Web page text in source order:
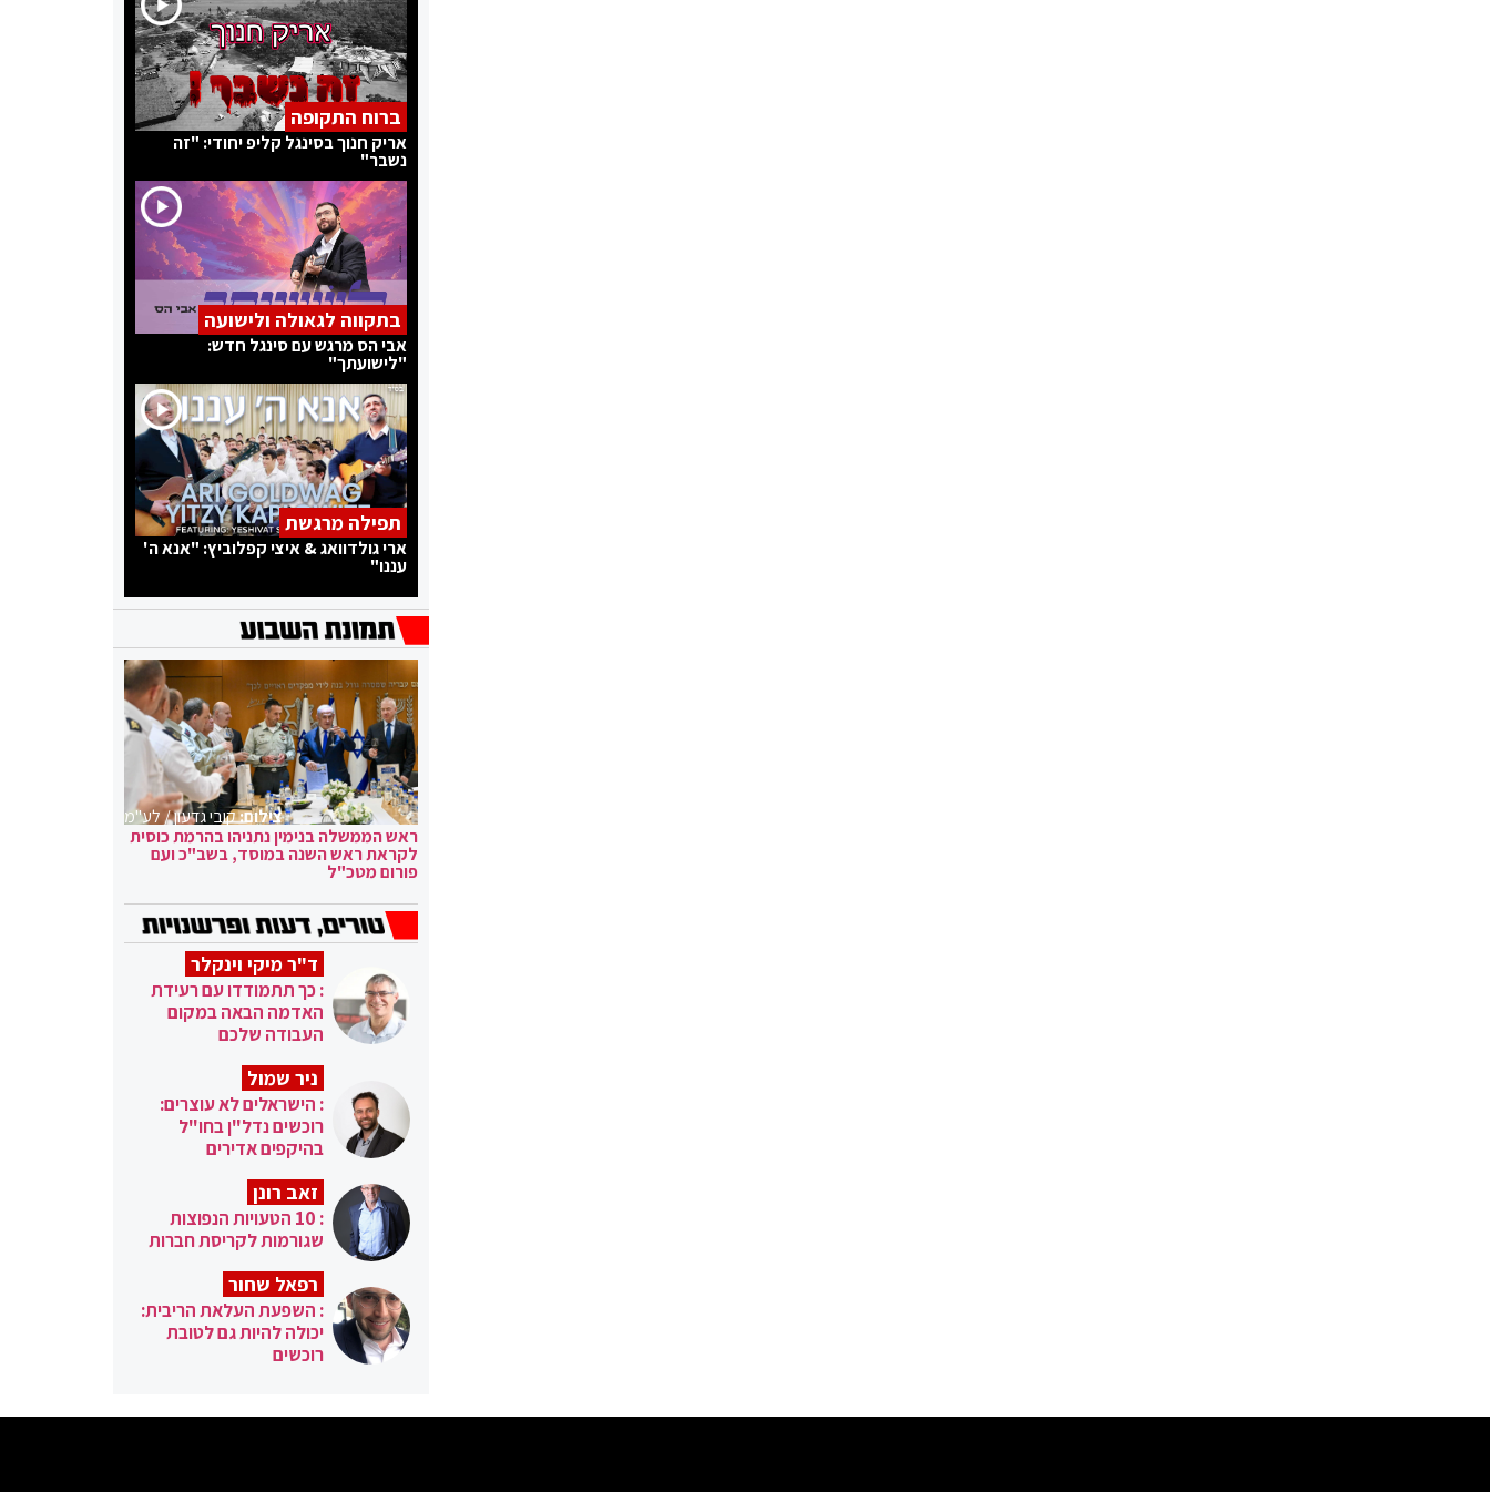
ברוח התקופה
אריק חנוך בסינגל קליפ יחודי: "זה
נשבר"
בתקווה לגאולה ולישועה
אבי הס מרגש עם סינגל חדש:
"לישועתך"
תפילה מרגשת
ארי גולדוואג & איצי קפלוביץ: "אנא ה'
עננו"
צילום:קובי גדעון / לע"מ
ראש הממשלה בנימין נתניהו בהרמת כוסית
לקראת ראש השנה במוסד, בשב"כ ועם
פורום מטכ"ל
ד"ר מיקי וינקלר
: כך תתמודדו עם רעידת
האדמה הבאה במקום
העבודה שלכם
ניר שמול
: הישראלים לא עוצרים:
רוכשים נדל"ן בחו"ל
בהיקפים אדירים
זאב רונן
: 10 הטעויות הנפוצות
שגורמות לקריסת חברות
רפאל שחור
: השפעת העלאת הריבית:
יכולה להיות גם לטובת
רוכשים